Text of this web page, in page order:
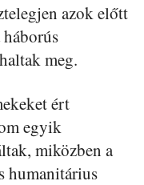
azok előtt
meg.
ért
egyik
miközben a
humanitárius